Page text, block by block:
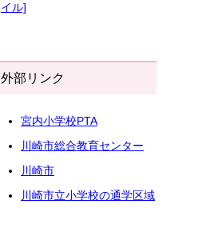
イル]
外部リンク
宮内小学校PTA
川崎市総合教育センター
川崎市
川崎市立小学校の通学区域